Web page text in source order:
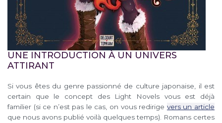
UNE INTRODUCTION À UN UNIVERS
ATTIRANT
Si vous êtes du genre passionné de culture japonaise, il est
certain que le concept des Light Novels vous est déjà
familier (si ce n’est pas le cas, on vous redirige vers un article
que nous avons publié voilà quelques temps). Romans certes